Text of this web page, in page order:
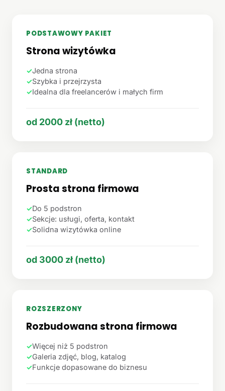
PODSTAWOWY PAKIET
Strona wizytówka
✓Jedna strona
✓Szybka i przejrzysta
✓Idealna dla freelancerów i małych firm
od 2000 zł (netto)
STANDARD
Prosta strona firmowa
✓Do 5 podstron
✓Sekcje: usługi, oferta, kontakt
✓Solidna wizytówka online
od 3000 zł (netto)
ROZSZERZONY
Rozbudowana strona firmowa
✓Więcej niż 5 podstron
✓Galeria zdjęć, blog, katalog
✓Funkcje dopasowane do biznesu